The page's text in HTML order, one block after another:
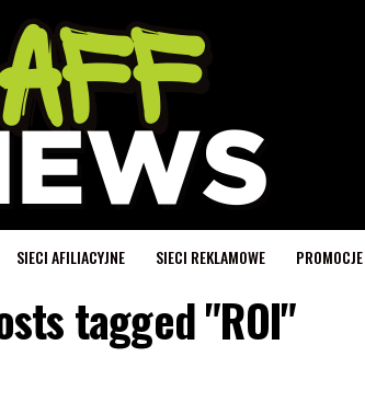
SIECI AFILIACYJNE SIECI REKLAMOWE PROMOCJE
tagged "ROI"